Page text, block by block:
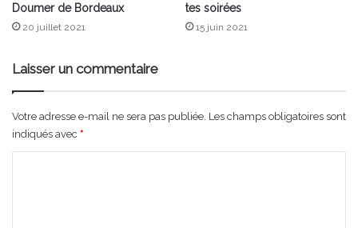
Doumer de Bordeaux
20 juillet 2021
tes soirées
15 juin 2021
Laisser un commentaire
Votre adresse e-mail ne sera pas publiée. Les champs obligatoires sont
indiqués avec *